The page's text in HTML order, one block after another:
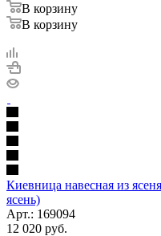
В корзину
В корзину
Киевница навесная из
ясень)
Арт.: 169094
12 020 руб.